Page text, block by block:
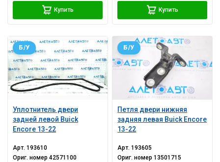
Купить Купить
Уплотнитель двери
задней левой Buick
Encore 13-22
Б/У
Арт.193610
Ориг. номер42571100
Петля двери нижняя
задняя левая Buick Encore
13-22
Б/У
Арт.193605
Ориг. номер13501715